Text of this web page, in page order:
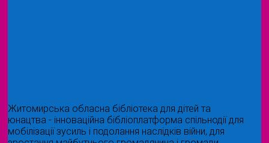
Житомирська обласна бібліотека для дітей та
юнацтва - інноваційна бібліоплатформа спільнодії для
мобілізації зусиль і подолання наслідків війни, для